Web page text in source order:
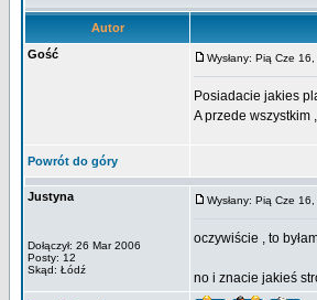
Autor
Gość
Wysłany: Pią Cze
Posiadacie jakies
A przede wszystkim
Powrót do góry
Justyna
Dołączył: 26 Mar 2006
Posty: 12
Skąd: Łódź
Wysłany: Pią Cze
oczywiście , to
no i znacie jakieś